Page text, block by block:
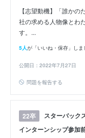
【志望動機】「誰か
社の求める人物像とわ
す。...
5人が「いいね・保存」しま
公開日：2022年7月27日
問題を報告する
22卒
スターバック
インターンシップ参加